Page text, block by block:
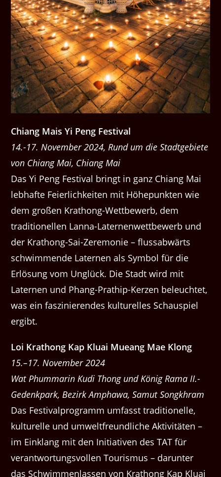
Chiang Mais Yi Peng Festival
14.-17. November 2024, Rund um die Stadtgebiete
von Chiang Mai, Chiang Mai
Das Yi Peng Festival bringt in ganz Chiang Mai
lebhafte Feierlichkeiten mit Höhepunkten wie
dem großen Krathong-Wettbewerb, dem
traditionellen Lanna-Laternenwettbewerb und
der Krathong-Sai-Zeremonie – flussabwärts
schwimmende Laternen als Symbol für die
Erlösung vom Unglück. Die Stadt wird mit
Laternen und Phang-Prathip-Kerzen beleuchtet,
was ein faszinierendes kulturelles Schauspiel
ergibt.
Loi Krathong Kap Kluai Mueang Mae Klong
15.–17. November 2024
Wat Phummarin Kudi Thong und König Rama II.-
Gedenkpark, Bezirk Amphawa, Samut Songkhram
Das Festivalprogramm umfasst traditionelle,
kulturelle und umweltfreundliche Aktivitäten –
im Einklang mit den Initiativen des TAT ​​für
verantwortungsvollen Tourismus – darunter
das Schwimmenlassen von Krathong Kap Kluai